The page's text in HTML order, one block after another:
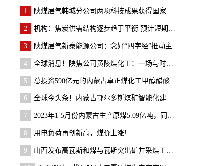
1 陕煤层气韩城分公司两项科技成果获得国家知识产权局
2 机构：焦炭供需结构逐步趋于平衡 预计短期焦炭盘面
3 陕煤层气新泰能源公司：念好“四字经”推动主题教育
4 全球消息！陕焦公司黄陵煤化工：一场与时间赛跑的抢
5 总投资590亿元的内蒙古卓正煤化工甲醇醋酸项目复工-
6 全球今头条！内蒙古鄂尔多斯煤矿智能化建设规划总投
7 2023年1-5月份内蒙古生产原煤5.09亿吨，同比增长2.2%
8 用电负荷再创新高，煤价上涨!
9 山西发布高瓦斯和煤与瓦斯突出矿井采煤工作面实现风